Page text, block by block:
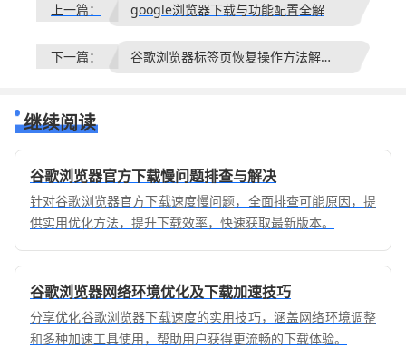
上一篇： google浏览器下载与功能配置全解
下一篇： 谷歌浏览器标签页恢复操作方法解析教程分享
继续阅读
谷歌浏览器官方下载慢问题排查与解决
针对谷歌浏览器官方下载速度慢问题，全面排查可能原因，提
供实用优化方法，提升下载效率，快速获取最新版本。
谷歌浏览器网络环境优化及下载加速技巧
分享优化谷歌浏览器下载速度的实用技巧，涵盖网络环境调整
和多种加速工具使用，帮助用户获得更流畅的下载体验。